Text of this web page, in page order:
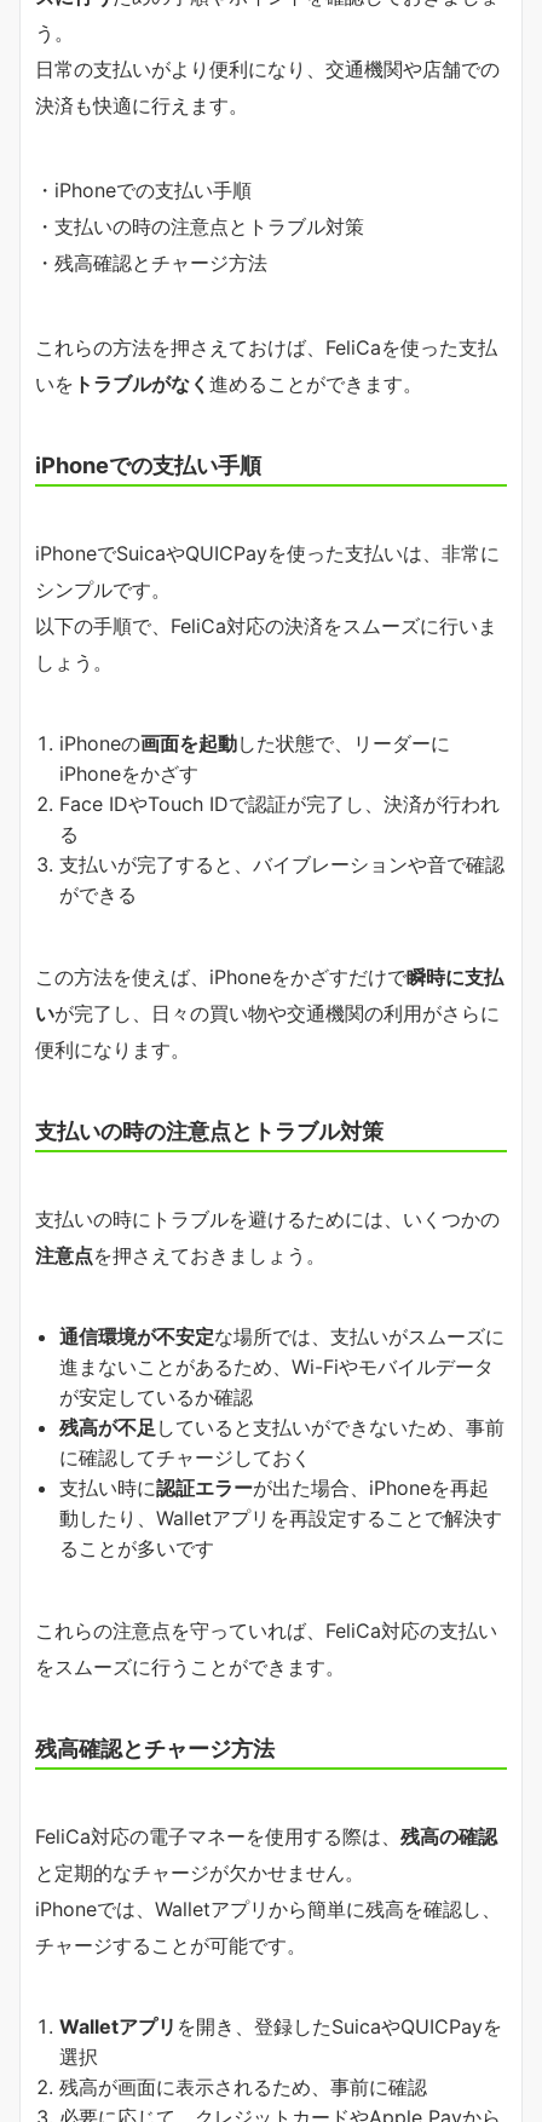
う。
日常の支払いがより便利になり、交通機関や店舗での
決済も快適に行えます。
・iPhoneでの支払い手順
・支払いの時の注意点とトラブル対策
・残高確認とチャージ方法
これらの方法を押さえておけば、FeliCaを使った支払
いを トラブルがなく 進めることができます。
iPhoneでの支払い手順
iPhoneでSuicaやQUICPayを使った支払いは、非常に
シンプルです。
以下の手順で、FeliCa対応の決済をスムーズに行いま
しょう。
iPhoneの画面を起動した状態で、リーダーに
iPhoneをかざす
Face IDやTouch IDで認証が完了し、決済が行われ
る
支払いが完了すると、バイブレーションや音で確認
ができる
この方法を使えば、iPhoneをかざすだけで瞬時に支払
いが完了し、日々の買い物や交通機関の利用がさらに
便利になります。
支払いの時の注意点とトラブル対策
支払いの時にトラブルを避けるためには、いくつかの
注意点を押さえておきましょう。
通信環境が不安定な場所では、支払いがスムーズに
進まないことがあるため、Wi-Fiやモバイルデータ
が安定しているか確認
残高が不足していると支払いができないため、事前
に確認してチャージしておく
支払い時に認証エラーが出た場合、iPhoneを再起
動したり、Walletアプリを再設定することで解決す
ることが多いです
これらの注意点を守っていれば、FeliCa対応の支払い
をスムーズに行うことができます。
残高確認とチャージ方法
FeliCa対応の電子マネーを使用する際は、 残高の確認
と定期的なチャージが欠かせません。
iPhoneでは、Walletアプリから簡単に残高を確認し、
チャージすることが可能です。
Walletアプリ を開き、登録したSuicaやQUICPayを
選択
残高が画面に表示されるため、事前に確認